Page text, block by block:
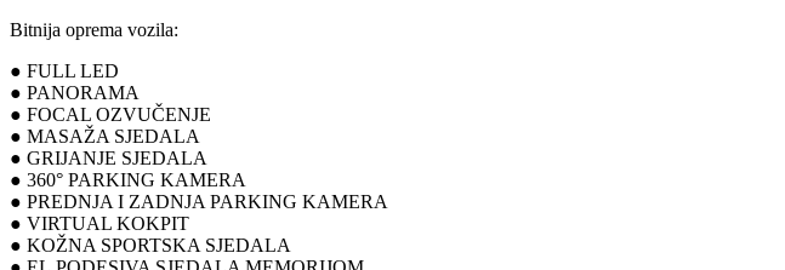
Bitnija oprema vozila:
● FULL LED
● PANORAMA
● FOCAL OZVUČENJE
● MASAŽA SJEDALA
● GRIJANJE SJEDALA
● 360° PARKING KAMERA
● PREDNJA I ZADNJA PARKING KAMERA
● VIRTUAL KOKPIT
● KOŽNA SPORTSKA SJEDALA